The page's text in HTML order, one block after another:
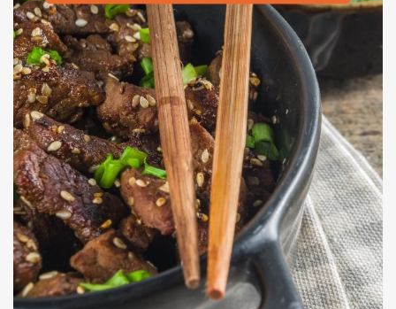
Menu 1 – Corée inspirée
Entrée : Kimchi maison & gyozas croustillants
Plat : Bulgogi de bœuf mariné, riz jasmin, légumes wokés
Dessert : Mousse au agrumes et sésame noir
Menu 2 – Fusion Tokyo
Entrée : Tataki de saumon, sauce soja-yuzu
Plat : Curry japonais aux légumes d’automne
Dessert : Dorayaki à la crème de matcha